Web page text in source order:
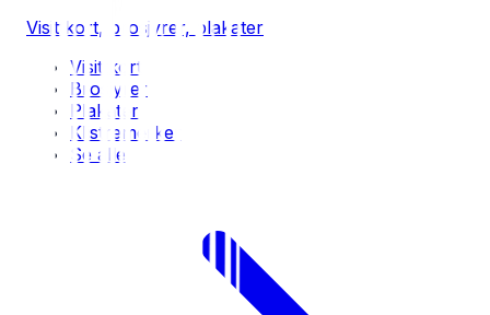
Visittkort, brosjyrer, plakater
Visittkort
Brosjyrer
Plakater
Klistremerker
Se alle